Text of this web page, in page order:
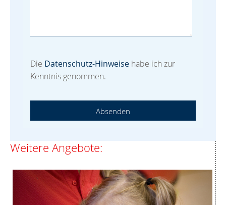
Die Datenschutz-Hinweise habe ich zur
Kenntnis genommen.
Absenden
Weitere Angebote: